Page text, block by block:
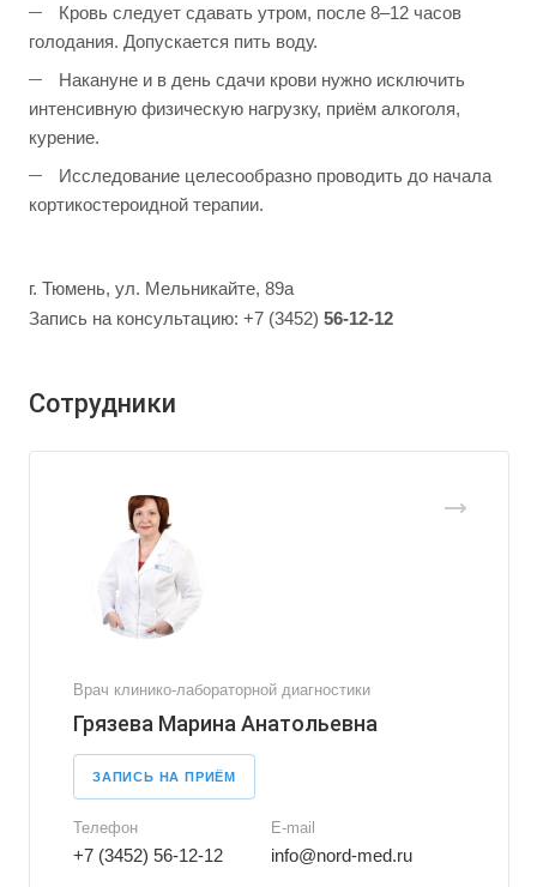
Кровь следует сдавать утром, после 8–12 часов
голодания. Допускается пить воду.
Накануне и в день сдачи крови нужно исключить
интенсивную физическую нагрузку, приём алкоголя,
курение.
Исследование целесообразно проводить до начала
кортикостероидной терапии.
г. Тюмень, ул. Мельникайте, 89а
Запись на консультацию: +7 (3452) 56-12-12
Сотрудники
Врач клинико-лабораторной диагностики
Грязева Марина Анатольевна
ЗАПИСЬ НА ПРИЁМ
Телефон
+7 (3452) 56-12-12
E-mail
info@nord-med.ru